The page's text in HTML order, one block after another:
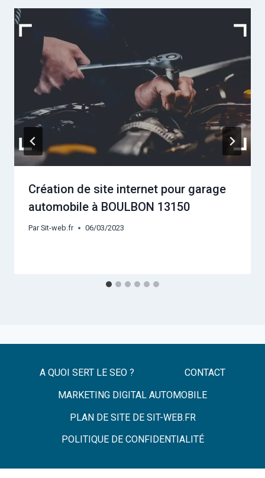
Création de site internet pour garage
automobile à BOULBON 13150
Par Sit-web.fr 06/03/2023
A QUOI SERT LE SEO ?
CONTACT
MARKETING DIGITAL AUTOMOBILE
PLAN DE SITE DE SIT-WEB.FR
POLITIQUE DE CONFIDENTIALITÉ